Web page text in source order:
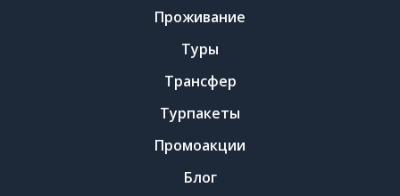
Проживание
Туры
Трансфер
Турпакеты
Промоакции
Блог